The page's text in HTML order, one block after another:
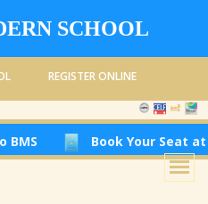
SCHOOL
REGISTER ONLINE
Book Your Seat at